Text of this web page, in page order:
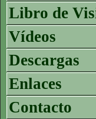
Libro de
Vídeos
Descargas
Enlaces
Contacto